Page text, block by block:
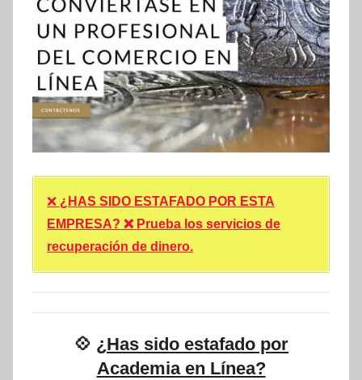
❌ ¿HAS SIDO ESTAFADO POR ESTA
EMPRESA? ❌ Prueba los servicios de
recuperación de dinero.
💠 ¿Has sido estafado por
Academia en Línea?